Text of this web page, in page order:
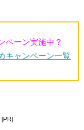
ペーン実施中？
キャンペーン一覧